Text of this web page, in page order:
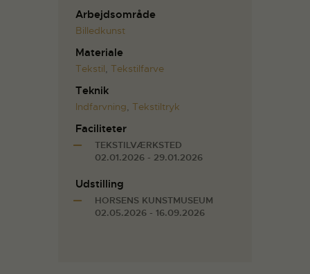
Arbejdsområde
Billedkunst
Materiale
Tekstil, Tekstilfarve
Teknik
Indfarvning, Tekstiltryk
Faciliteter
TEKSTILVÆRKSTED
02.01.2026 - 29.01.2026
Udstilling
HORSENS KUNSTMUSEUM
02.05.2026 - 16.09.2026